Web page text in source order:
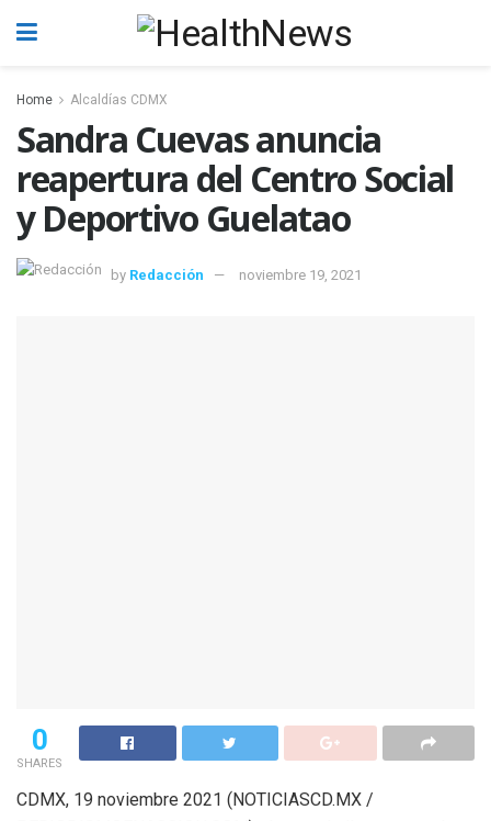
Home Alcaldías CDMX
Sandra Cuevas anuncia
reapertura del Centro Social
y Deportivo Guelatao
by Redacción noviembre 19, 2021
0
SHARES
CDMX, 19 noviembre 2021 (NOTICIASCD.MX /